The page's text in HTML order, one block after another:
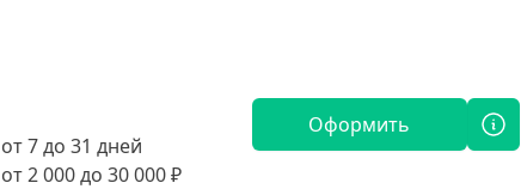
от 7 до 31 дней
от 2 000 до 30 000 ₽
Оформить